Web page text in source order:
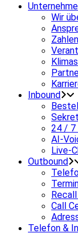
Wir
Inbound
24 / 7
AI-
Live-
Outbound
Call
Telefon &